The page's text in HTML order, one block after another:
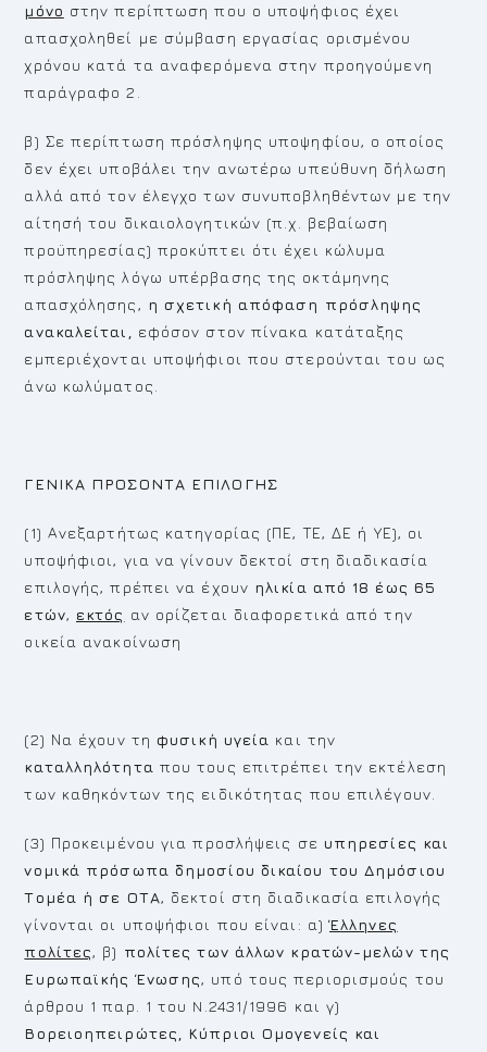
μόνο στην περίπτωση που ο υποψήφιος έχει
απασχοληθεί με σύμβαση εργασίας ορισμένου
χρόνου κατά τα αναφερόμενα στην προηγούμενη
παράγραφο 2.
β) Σε περίπτωση πρόσληψης υποψηφίου, ο οποίος
δεν έχει υποβάλει την ανωτέρω υπεύθυνη δήλωση
αλλά από τον έλεγχο των συνυποβληθέντων με την
αίτησή του δικαιολογητικών (π.χ. βεβαίωση
προϋπηρεσίας) προκύπτει ότι έχει κώλυμα
πρόσληψης λόγω υπέρβασης της οκτάμηνης
απασχόλησης, η σχετική απόφαση πρόσληψης
ανακαλείται,
εφόσον στον πίνακα κατάταξης
εμπεριέχονται υποψήφιοι που στερούνται του ως
άνω κωλύματος.
ΓΕΝΙΚΑ ΠΡΟΣΟΝΤΑ ΕΠΙΛΟΓΗΣ
(1) Ανεξαρτήτως κατηγορίας (ΠΕ, ΤΕ, ΔΕ ή ΥΕ), οι
υποψήφιοι, για να γίνουν δεκτοί στη διαδικασία
επιλογής, πρέπει να έχουν ηλικία από 18 έως 65
ετών, εκτός αν ορίζεται διαφορετικά από την
οικεία ανακοίνωση
(2) Να έχουν τηφυσική υγεία και την
καταλληλότητα που τους επιτρέπει την εκτέλεση
των καθηκόντων της ειδικότητας που επιλέγουν.
(3) Προκειμένου για προσλήψεις σε υπηρεσίες και
νομικά πρόσωπα δημοσίου δικαίου του Δημόσιου
Τομέα ή σε ΟΤΑ, δεκτοί στη διαδικασία επιλογής
γίνονται οι υποψήφιοι που είναι: α)Έλληνες
πολίτες, β) πολίτες των άλλων κρατών-μελών της
Ευρωπαϊκής Ένωσης, υπό τους περιορισμούς του
άρθρου 1 παρ. 1 του N.2431/1996 και γ)
Βορειοηπειρώτες, Κύπριοι Ομογενείς και